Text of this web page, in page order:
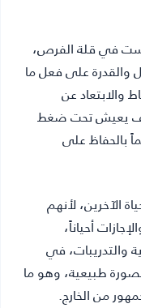
في قلة الفرص،
والقدرة على فعل ما
والابتعاد عن
يعيش تحت ضغط
بالحفاظ على
الآخرين، لأنهم
أحياناً،
والتدريبات، في
طبيعية، وهو ما
من الخارج.